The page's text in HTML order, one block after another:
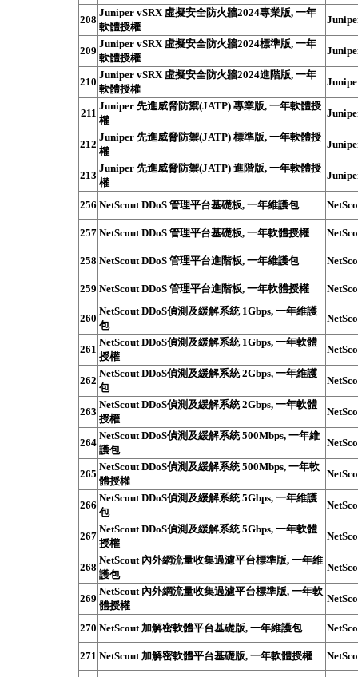
208
Juniper vSRX 虛擬安全防火牆2024專業版, 一年
軟體授權
209
Juniper vSRX 虛擬安全防火牆2024標準版, 一年
軟體授權
210
Juniper vSRX 虛擬安全防火牆2024進階版, 一年
軟體授權
211
Juniper 先進威脅防禦(JATP) 專業版, 一年軟體授
權
212
Juniper 先進威脅防禦(JATP) 標準版, 一年軟體授
權
213
Juniper 先進威脅防禦(JATP) 進階版, 一年軟體授
權
256 NetScout DDoS 管理平台基礎板, 一年維護包
257 NetScout DDoS 管理平台基礎板, 一年軟體授權
258 NetScout DDoS 管理平台進階板, 一年維護包
259 NetScout DDoS 管理平台進階板, 一年軟體授權
260
NetScout DDoS偵測及緩解系統 1Gbps, 一年維護
包
261
NetScout DDoS偵測及緩解系統 1Gbps, 一年軟體
授權
262
NetScout DDoS偵測及緩解系統 2Gbps, 一年維護
包
263
NetScout DDoS偵測及緩解系統 2Gbps, 一年軟體
授權
264
NetScout DDoS偵測及緩解系統 500Mbps, 一年維
護包
265
NetScout DDoS偵測及緩解系統 500Mbps, 一年軟
體授權
266
NetScout DDoS偵測及緩解系統 5Gbps, 一年維護
包
267
NetScout DDoS偵測及緩解系統 5Gbps, 一年軟體
授權
268
NetScout 內外網流量收集過濾平台標準版, 一年維
護包
269
NetScout 內外網流量收集過濾平台標準版, 一年軟
體授權
270 NetScout 加解密軟體平台基礎版, 一年維護包
271 NetScout 加解密軟體平台基礎版, 一年軟體授權